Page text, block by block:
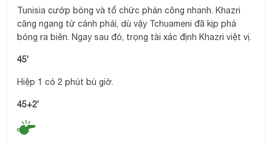
Tunisia cướp bóng và tổ chức phản công nhanh. Khazri
căng ngang từ cánh phải, dù vậy Tchuameni đã kịp phá
bóng ra biên. Ngay sau đó, trọng tài xác định Khazri việt vị.
45’
Hiệp 1 có 2 phút bù giờ.
45+2’